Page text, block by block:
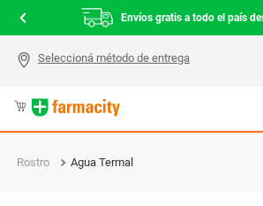
Envíos gratis a todo el país
Rostro Agua Termal